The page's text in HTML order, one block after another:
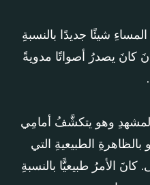
شيئًا جديدًا بالنسبةِ
كانَ يصدرُ أصواتًا مدويةً
وهو يتكشَّفُ أمامِي
الطبيعيةِ التي
الأمرُ طبيعيًّا بالنسبةِ